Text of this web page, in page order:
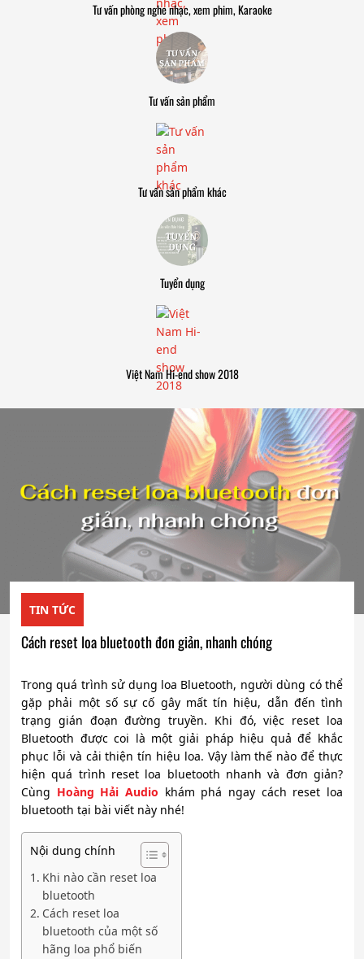
Tư vấn phòng nghe nhạc, xem phim, Karaoke
Tư vấn sản phẩm
Tư vấn sản phẩm khác
Tuyển dụng
Việt Nam Hi-end show 2018
TIN TỨC
Cách reset loa bluetooth đơn giản, nhanh chóng
Trong quá trình sử dụng loa Bluetooth, người dùng có thể
gặp phải một số sự cố gây mất tín hiệu, dẫn đến tình
trạng gián đoạn đường truyền. Khi đó, việc reset loa
Bluetooth được coi là một giải pháp hiệu quả để khắc
phục lỗi và cải thiện tín hiệu loa. Vậy làm thế nào để thực
hiện quá trình reset loa bluetooth nhanh và đơn giản?
Cùng Hoàng Hải Audio khám phá ngay cách reset loa
bluetooth tại bài viết này nhé!
Nội dung chính
Khi nào cần reset loa
bluetooth
Cách reset loa
bluetooth của một số
hãng loa phổ biến